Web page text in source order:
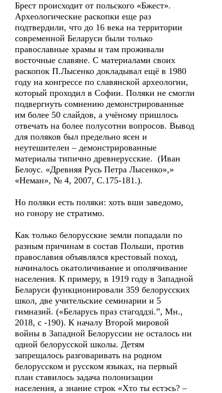
Брест происходит от польского «Бжест».
Археологические раскопки еще раз
подтвердили, что до 16 века на территории
современной Беларуси были только
православные храмы и там проживали
восточные славяне. С материалами своих
раскопок П.Лысенко докладывал ещё в 1980
году на конгрессе по славянской археологии,
который проходил в Софии. Поляки не смогли
подвергнуть сомнению демонстрированные
им более 50 слайдов, а учёному пришлось
отвечать на более полусотни вопросов. Вывод
для поляков был предельно ясен и
неутешителен – демонстрированные
материалы типично древнерусские. (Иван
Белоус. «Древняя Русь Петра Лысенко»,»
«Неман», № 4, 2007, С.175-181.).
Но поляки есть поляки: хоть вши заведомо,
но гонору не стратимо.
Как только белорусские земли попадали по
разным причинам в состав Польши, против
православия объявлялся крестовый поход,
начиналось окатоличивание и ополячивание
населения. К примеру, в 1919 году в Западной
Беларуси функционировали 359 белорусских
школ, две учительские семинарии и 5
гимназий. («Беларусь праз стагоддзі.”, Мн.,
2018, с -190). К началу Второй мировой
войны в Западной Белоруссии не осталось ни
одной белорусской школы. Детям
запрещалось разговаривать на родном
белорусском и русском языках, на первый
план ставилось задача полонизации
населения, а знание строк «Хто ты естэсь? –